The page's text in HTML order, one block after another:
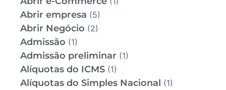
Abrir empresa (5)
Abrir Negócio (2)
Admissão (1)
Admissão preliminar (1)
Alíquotas do ICMS (1)
Alíquotas do Simples Nacional (1)